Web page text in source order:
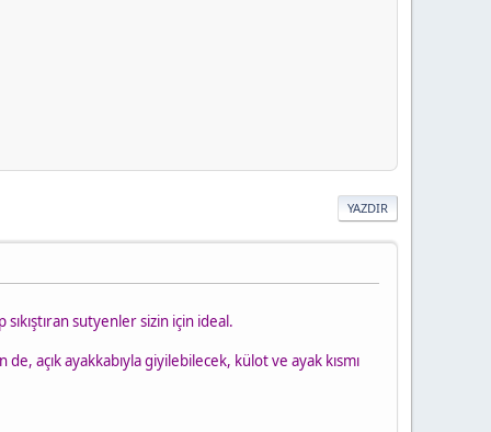
YAZDIR
sutyenler sizin için ideal.
açık ayakkabıyla giyilebilecek, külot ve ayak kısmı